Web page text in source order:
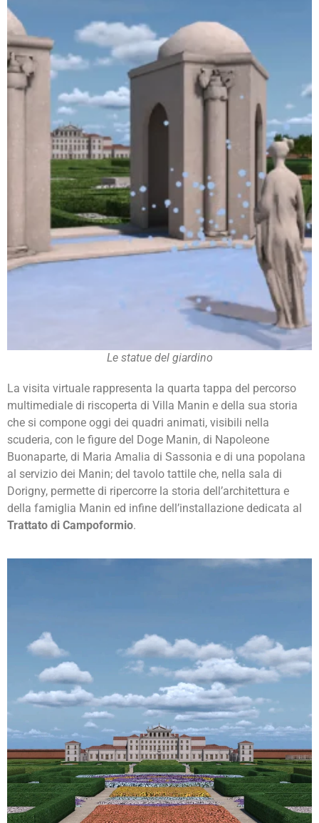
Le statue del giardino
La visita virtuale rappresenta la quarta tappa del percorso
multimediale di riscoperta di Villa Manin e della sua storia
che si compone oggi dei quadri animati, visibili nella
scuderia, con le figure del Doge Manin, di Napoleone
Buonaparte, di Maria Amalia di Sassonia e di una popolana
al servizio dei Manin; del tavolo tattile che, nella sala di
Dorigny, permette di ripercorre la storia dell’architettura e
della famiglia Manin ed infine dell’installazione dedicata al
Trattato di Campoformio.